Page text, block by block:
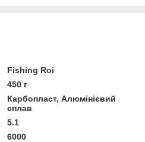
Fishing Roi
450 г
Карбопласт, Алюмінієвий
сплав
5.1
6000